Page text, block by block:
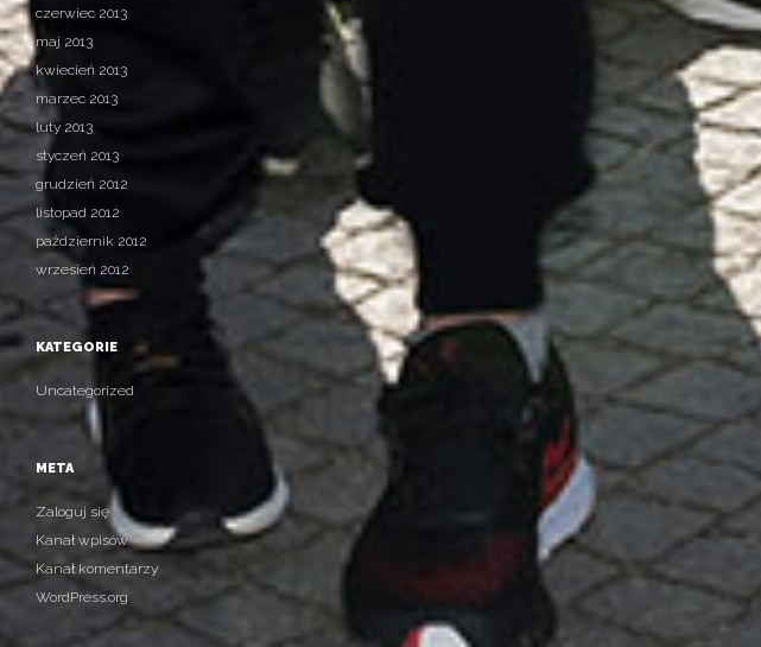
czerwiec 2013
maj 2013
kwiecień 2013
marzec 2013
luty 2013
styczeń 2013
grudzień 2012
listopad 2012
październik 2012
wrzesień 2012
KATEGORIE
Uncategorized
META
Zaloguj się
Kanał wpisów
Kanał komentarzy
WordPress.org